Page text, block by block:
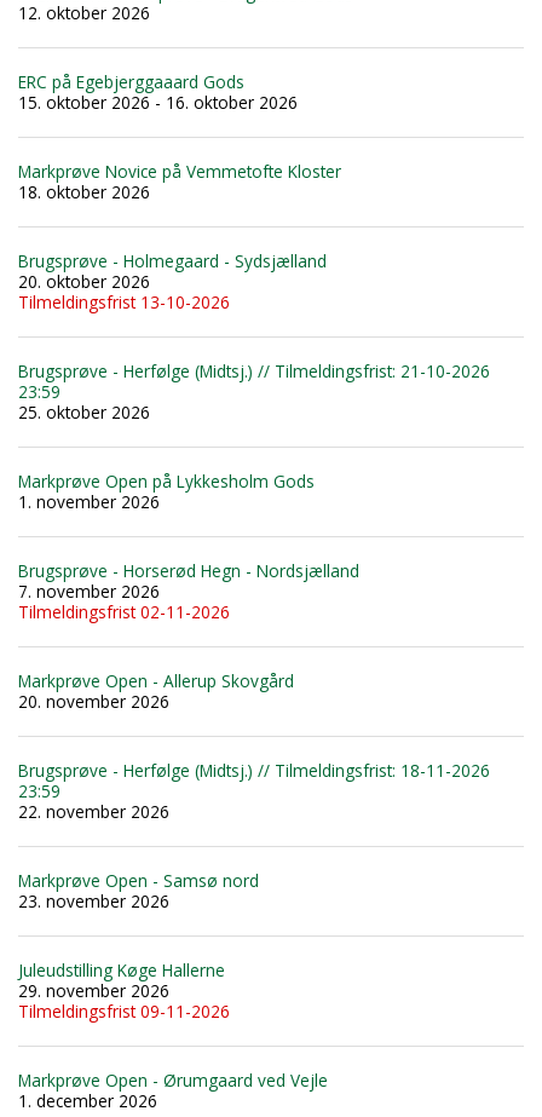
12. oktober 2026
ERC på Egebjerggaaard Gods
15. oktober 2026 - 16. oktober 2026
Markprøve Novice på Vemmetofte Kloster
18. oktober 2026
Brugsprøve - Holmegaard - Sydsjælland
20. oktober 2026
Tilmeldingsfrist 13-10-2026
Brugsprøve - Herfølge (Midtsj.) // Tilmeldingsfrist: 21-10-2026
23:59
25. oktober 2026
Markprøve Open på Lykkesholm Gods
1. november 2026
Brugsprøve - Horserød Hegn - Nordsjælland
7. november 2026
Tilmeldingsfrist 02-11-2026
Markprøve Open - Allerup Skovgård
20. november 2026
Brugsprøve - Herfølge (Midtsj.) // Tilmeldingsfrist: 18-11-2026
23:59
22. november 2026
Markprøve Open - Samsø nord
23. november 2026
Juleudstilling Køge Hallerne
29. november 2026
Tilmeldingsfrist 09-11-2026
Markprøve Open - Ørumgaard ved Vejle
1. december 2026